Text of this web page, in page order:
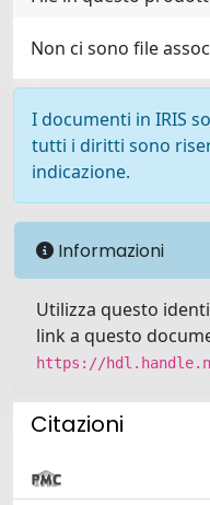
Non ci sono file
I documenti in IRIS
tutti i diritti sono
indicazione.
Informazioni
Utilizza questo
link a questo
https://
Citazioni